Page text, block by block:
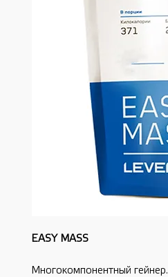
EASY MASS
Многокомпонентный гейнер.